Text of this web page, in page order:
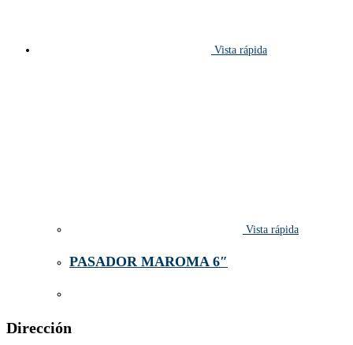
Vista rápida
Vista rápida
PASADOR MAROMA 6″
Dirección